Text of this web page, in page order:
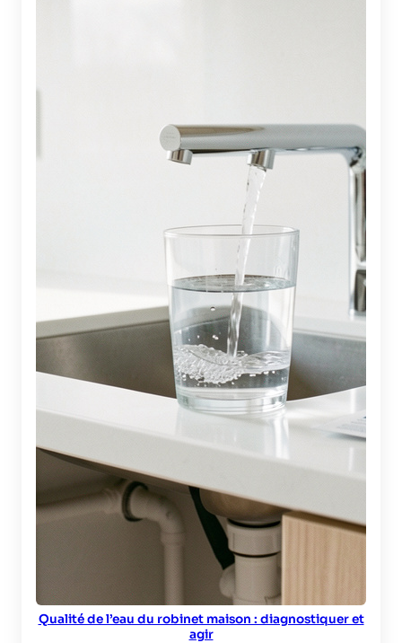
Qualité de l’eau du robinet maison : diagnostiquer et
agir